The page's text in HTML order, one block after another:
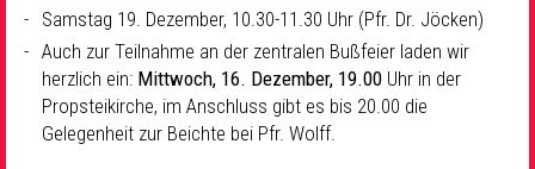
Musik& Kultur
Seelsorge & Kontakt
Samstag 19. Dezember, 10.30-11.30 Uhr (Pfr. Dr. Jöcken)
Auch zur Teilnahme an der zentralen Bußfeier laden wir
herzlich ein: Mittwoch, 16. Dezember, 19.00 Uhr in der
Propsteikirche, im Anschluss gibt es bis 20.00 die
Gelegenheit zur Beichte bei Pfr. Wolff.